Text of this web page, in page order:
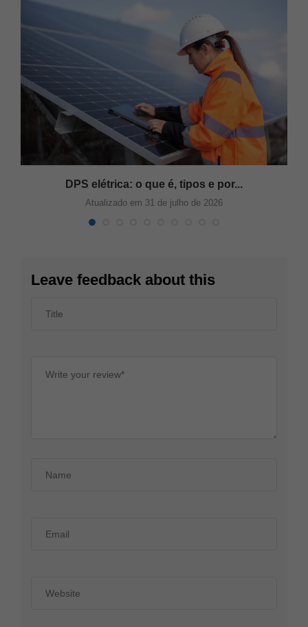
DPS elétrica: o que é, tipos e por...
Atualizado em 31 de julho de 2026
Leave feedback about this